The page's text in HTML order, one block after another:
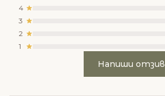
4
3
2
1
Напиши отзив